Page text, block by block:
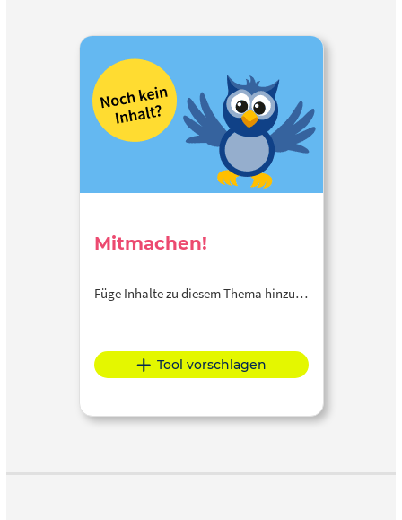
Mitmachen!
Füge Inhalte zu diesem Thema hinzu…
Tool vorschlagen